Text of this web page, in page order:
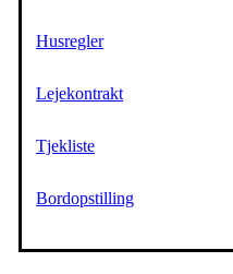
Husregler
Lejekontrakt
Tjekliste
Bordopstilling